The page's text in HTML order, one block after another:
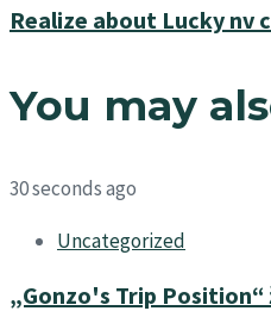
Realize about Lucky nv
You may
30 seconds ago
Uncategorized
„Gonzo's Trip